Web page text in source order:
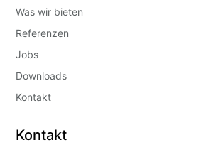
Was wir bieten
Referenzen
Jobs
Downloads
Kontakt
Kontakt